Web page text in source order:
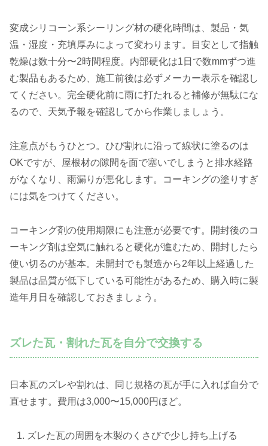
変成シリコーン系シーリング材の硬化時間は、製品・気
温・湿度・充填厚みによって変わります。目安として指触
乾燥は数十分〜2時間程度。内部硬化は1日で数mmずつ進
む製品もあるため、施工前後は必ずメーカー表示を確認し
てください。完全硬化前に雨に打たれると補修が無駄にな
るので、天気予報を確認してから作業しましょう。
注意点がもうひとつ。ひび割れに沿って線状に塗るのは
OKですが、屋根材の隙間を面で塞いでしまうと排水経路
がなくなり、雨漏りが悪化します。コーキングの塗りすぎ
には気をつけてください。
コーキング剤の使用期限にも注意が必要です。開封後のコ
ーキング剤は空気に触れると硬化が進むため、開封したら
使い切るのが基本。未開封でも製造から2年以上経過した
製品は品質が低下している可能性があるため、購入時に製
造年月日を確認しておきましょう。
ズレた瓦・割れた瓦を自分で交換する
日本瓦のズレや割れは、同じ規格の瓦が手に入れば自分で
直せます。費用は3,000〜15,000円ほど。
ズレた瓦の周囲を木製のくさびで少し持ち上げる